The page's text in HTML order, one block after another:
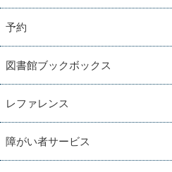
予約
図書館ブックボックス
レファレンス
障がい者サービス